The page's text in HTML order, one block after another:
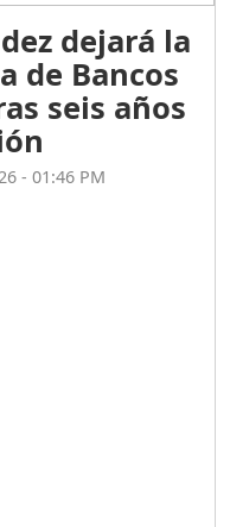
dejará la
de Bancos
seis años
- 01:46 PM